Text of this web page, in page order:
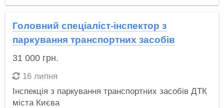
Головний спеціаліст-інспектор з
паркування транспортних засобів
31 000 грн.
16 липня
Інспекція з паркування транспортних засобів ДТК
міста Києва